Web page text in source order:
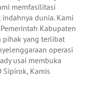
memfasilitasi
dunia. Kami
Kabupaten
pihak yang terlibat
operasi
usai membuka
Sipirok, Kamis